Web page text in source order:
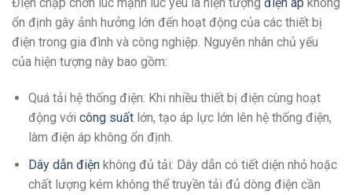
ổn định gây ảnh hưởng lớn đến hoạt động của các thiết bị
điện trong gia đình và công nghiệp. Nguyên nhân chủ yếu
của hiện tượng này bao gồm:
Quá tải hệ thống điện: Khi nhiều thiết bị điện cùng hoạt
động với công suấtlớn, tạo áp lực lớn lên hệ thống điện,
làm điện áp không ổn định.
Dây dẫn điệnkhông đủ tải: Dây dẫn có tiết diện nhỏ hoặc
chất lượng kém không thể truyền tải đủ dòng điện cần